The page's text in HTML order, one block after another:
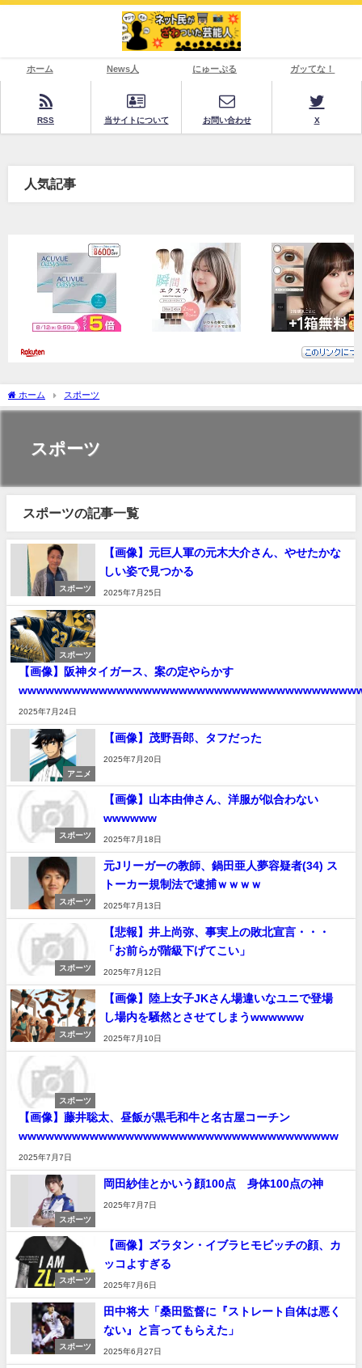
ホーム News人 にゅーぷる ガッてな！
RSS 当サイトについて お問い合わせ X
人気記事
ホーム スポーツ
スポーツ
スポーツの記事一覧
スポーツ
【画像】元巨人軍の元木大介さん、やせたかな
しい姿で見つかる
2025年7月25日
スポーツ
【画像】阪神タイガース、案の定やらかす
2025年7月24日
アニメ
【画像】茂野吾郎、タフだった
2025年7月20日
スポーツ
【画像】山本由伸さん、洋服が似合わない
wwwwww
2025年7月18日
スポーツ
元Jリーガーの教師、鍋田亜人夢容疑者(34) ス
トーカー規制法で逮捕ｗｗｗｗ
2025年7月13日
スポーツ
【悲報】井上尚弥、事実上の敗北宣言・・・
「お前らが階級下げてこい」
2025年7月12日
スポーツ
【画像】陸上女子JKさん場違いなユニで登場
し場内を騒然とさせてしまうwwwwww
2025年7月10日
スポーツ
【画像】藤井聡太、昼飯が黒毛和牛と名古屋コーチン
wwwwwwwwwwwwwwwwwwwwwwwwwwwwwwwwwwww
2025年7月7日
スポーツ
岡田紗佳とかいう顔100点 身体100点の神
2025年7月7日
スポーツ
【画像】ズラタン・イブラヒモビッチの顔、カ
ッコよすぎる
2025年7月6日
スポーツ
田中将大「桑田監督に『ストレート自体は悪く
ない』と言ってもらえた」
2025年6月27日